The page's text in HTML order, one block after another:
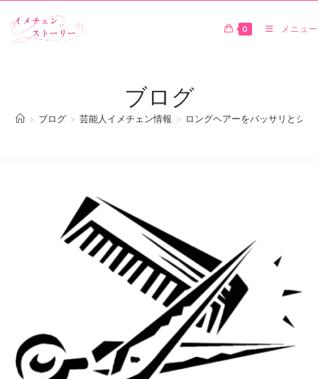
0 メニュー
ブログ
> ブログ > 芸能人イメチェン情報 > ロングヘアーをバッサリとシ